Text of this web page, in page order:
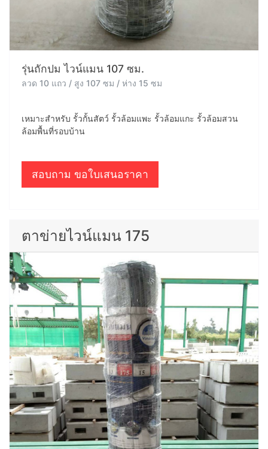
รุ่นถักปม ไวน์แมน 107 ซม.
ลวด 10 แถว / สูง 107 ซม / ห่าง 15 ซม
เหมาะสำหรับ รั้วกั้นสัตว์ รั้วล้อมแพะ รั้วล้อมแกะ รั้วล้อมสวน
ล้อมพื้นที่รอบบ้าน
สอบถาม ขอใบเสนอราคา
ตาข่ายไวน์แมน 175